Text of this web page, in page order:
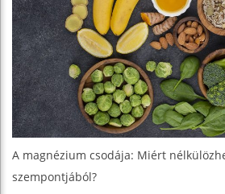
A magnézium csodája: Miért
szempontjából?